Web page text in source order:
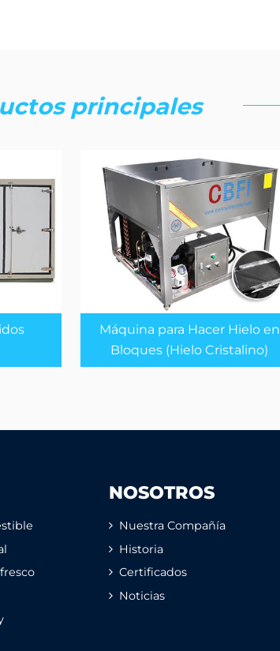
principales
Máquina para Hacer Hielo en
Bloques (Hielo Cristalino)
NOSOTROS
Nuestra Compañía
Historia
Certificados
Noticias